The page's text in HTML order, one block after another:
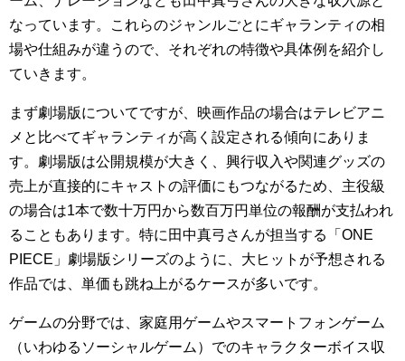
なっています。これらのジャンルごとにギャランティの相
場や仕組みが違うので、それぞれの特徴や具体例を紹介し
ていきます。
まず劇場版についてですが、映画作品の場合はテレビアニ
メと比べてギャランティが高く設定される傾向にありま
す。劇場版は公開規模が大きく、興行収入や関連グッズの
売上が直接的にキャストの評価にもつながるため、主役級
の場合は1本で数十万円から数百万円単位の報酬が支払われ
ることもあります。特に田中真弓さんが担当する「ONE
PIECE」劇場版シリーズのように、大ヒットが予想される
作品では、単価も跳ね上がるケースが多いです。
ゲームの分野では、家庭用ゲームやスマートフォンゲーム
（いわゆるソーシャルゲーム）でのキャラクターボイス収